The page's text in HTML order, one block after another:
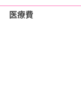
医療費